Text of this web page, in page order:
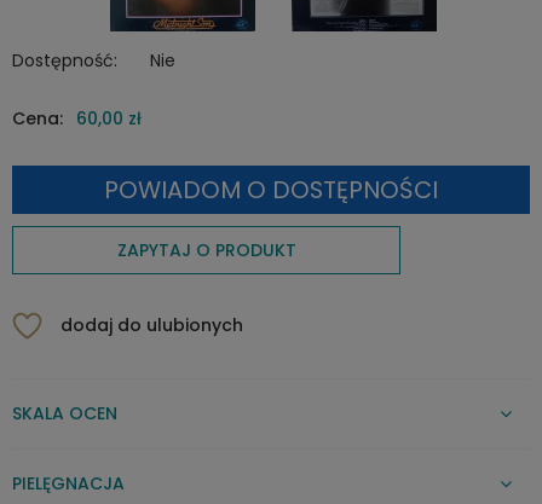
Dostępność: Nie
Cena: 60,00 zł
POWIADOM O DOSTĘPNOŚCI
ZAPYTAJ O PRODUKT
dodaj do ulubionych
SKALA OCEN
PIELĘGNACJA